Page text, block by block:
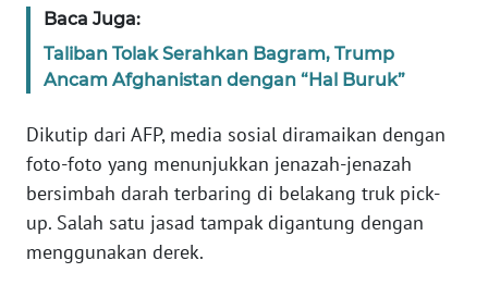
Baca Juga:
Taliban Tolak Serahkan Bagram, Trump
Ancam Afghanistan dengan “Hal Buruk”
Dikutip dari AFP, media sosial diramaikan dengan
foto-foto yang menunjukkan jenazah-jenazah
bersimbah darah terbaring di belakang truk pick-
up. Salah satu jasad tampak digantung dengan
menggunakan derek.
KAMI
INFO
TENTANG
KAMI
PEDOMAN
MEDIA